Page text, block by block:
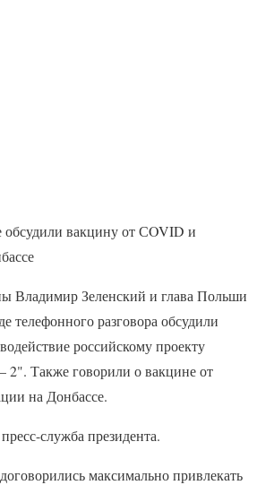
обсудили вакцину от СOVID и
Владимир Зеленский и глава Польши
телефонного разговора обсудили
российскому проекту
2". Также говорили о вакцине от
на Донбассе.
служба президента.
максимально привлекать